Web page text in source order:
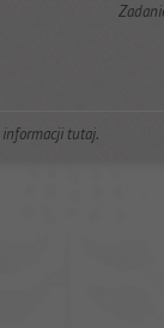
informacjitutaj.